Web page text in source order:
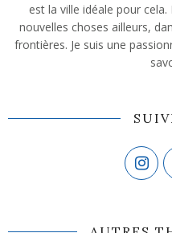
est la ville idéale pour
nouvelles choses ailleurs,
frontières. Je suis une